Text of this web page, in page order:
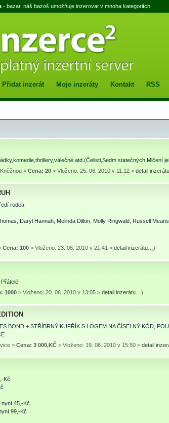
- bazar, náš bazoš umožňuje inzerovat v mnoha kategoriích
Přidat inzerát Moje inzeráty Kontakt RSS
atd.(Čelisti,Sedm statečných,Mlčení
> Cena: 20 > Vloženo: 25. 06. 2010 v 11:12 > detail
rodea
Daryl Hannah, Melinda Dillon, Molly Ringwald, Russell
Cena: 100 > Vloženo: 23. 06. 2010 v 21:41 > detail inzerátu… )
1000 > Vloženo: 20. 06. 2010 v 13:05 > detail inzerátu… )
BOND + STŘÍBRNÝ KUFŘÍK S LOGEM NA ČÍSELNÝ KÓD,
> Cena: 3 000,KČ > Vloženo: 19. 06. 2010 v 15:50 > detail
Kč
nyní 45,-Kč
99,-Kč